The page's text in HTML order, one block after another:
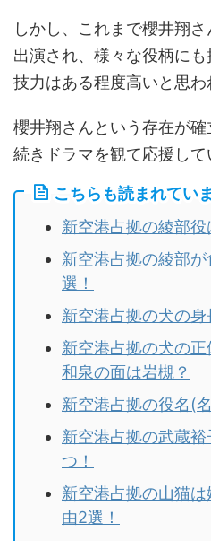
しかし、これまで櫻井翔
出演され、様々な役柄に
技力はある程度高いと思わ
櫻井翔さんという存在が
続きドラマを観て応援して
こちらも読まれてい
新空港占拠の綾部役
新空港占拠の綾部
選！
新空港占拠の犬の身
新空港占拠の犬の正
和泉の面は岩槻？
新空港占拠の役名(
新空港占拠の武蔵
つ！
新空港占拠の山猫
由2選！